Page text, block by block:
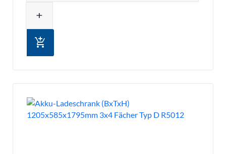
add
add_shopping_cart